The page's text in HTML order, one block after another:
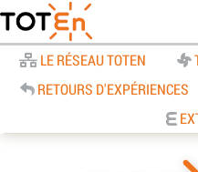
LE RÉSEAU TOTEN
RETOURS D'EXPÉRIENCES